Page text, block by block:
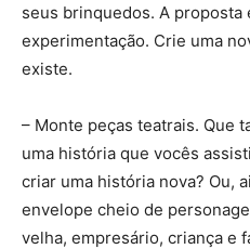
seus brinquedos. A
experimentação. Crie uma
existe.
– Monte peças teatrais. Que
uma história que vocês
criar uma história nova? Ou,
envelope cheio de
velha, empresário, criança e